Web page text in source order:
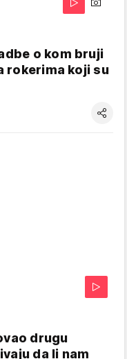
o kom bruji
rokerima koji su
drugu
da li nam